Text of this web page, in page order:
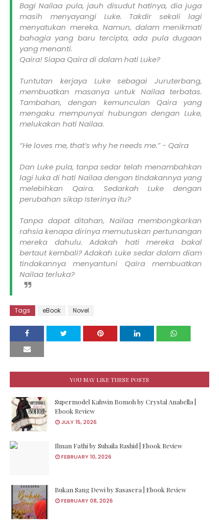
Bagi Nailaa pula, jauh disudut hatinya, dia juga
masih menyayangi Luke. Takdir sekali lagi
menyatukan mereka. Namun, dalam menikmati
bahagia yang baru tercipta, ada pula dugaan
yang menanti.
Qaira! Siapa Qaira di dalam hati Luke?
Tuntutan kerjaya Luke sebagai Juruterbang,
membuatkan masanya untuk Nailaa terbatas.
Tambahan, dengan kemunculan Qaira yang
mengaku mempunyai hubungan dengan Luke,
melukakan hati Nailaa.
“He loves me, that’s why he needs me.” - Qaira
Dan Luke pula, tanpa sedar telah menambahkan
lagi luka di hati Nailaa dengan tindakannya yang
melebihkan Qaira. Sedarkah Luke dengan
perubahan sikap Isterinya itu?
Tanpa dapat ditahan, Nailaa membongkarkan
rahsia kenapa dirinya memutuskan pertunangan
mereka dahulu. Adakah hati mereka bakal
bertaut kembali? Adakah Luke sedar dalam diam
tindakannya menyantuni Qaira membuatkan
Nailaa terluka?
Tags eBook Novel
YOU MAY LIKE THESE POSTS
Supermodel Kahwin Bomoh by Crystal Anabella |
Ebook Review
JULY 15, 2026
Ilman Fathi by Suhaila Rashid | Ebook Review
FEBRUARY 10, 2026
Bukan Sang Dewi by Sasasera | Ebook Review
FEBRUARY 08, 2026